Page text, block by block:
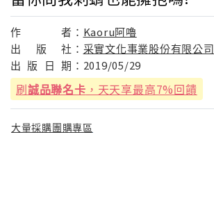
作 者： Kaoru阿嚕
出
版 社： 采實文化事業股份有限公司
出 版 日 期： 2019/05/29
刷誠品聯名卡 ，天天享最高7%回饋
大量採購團購專區